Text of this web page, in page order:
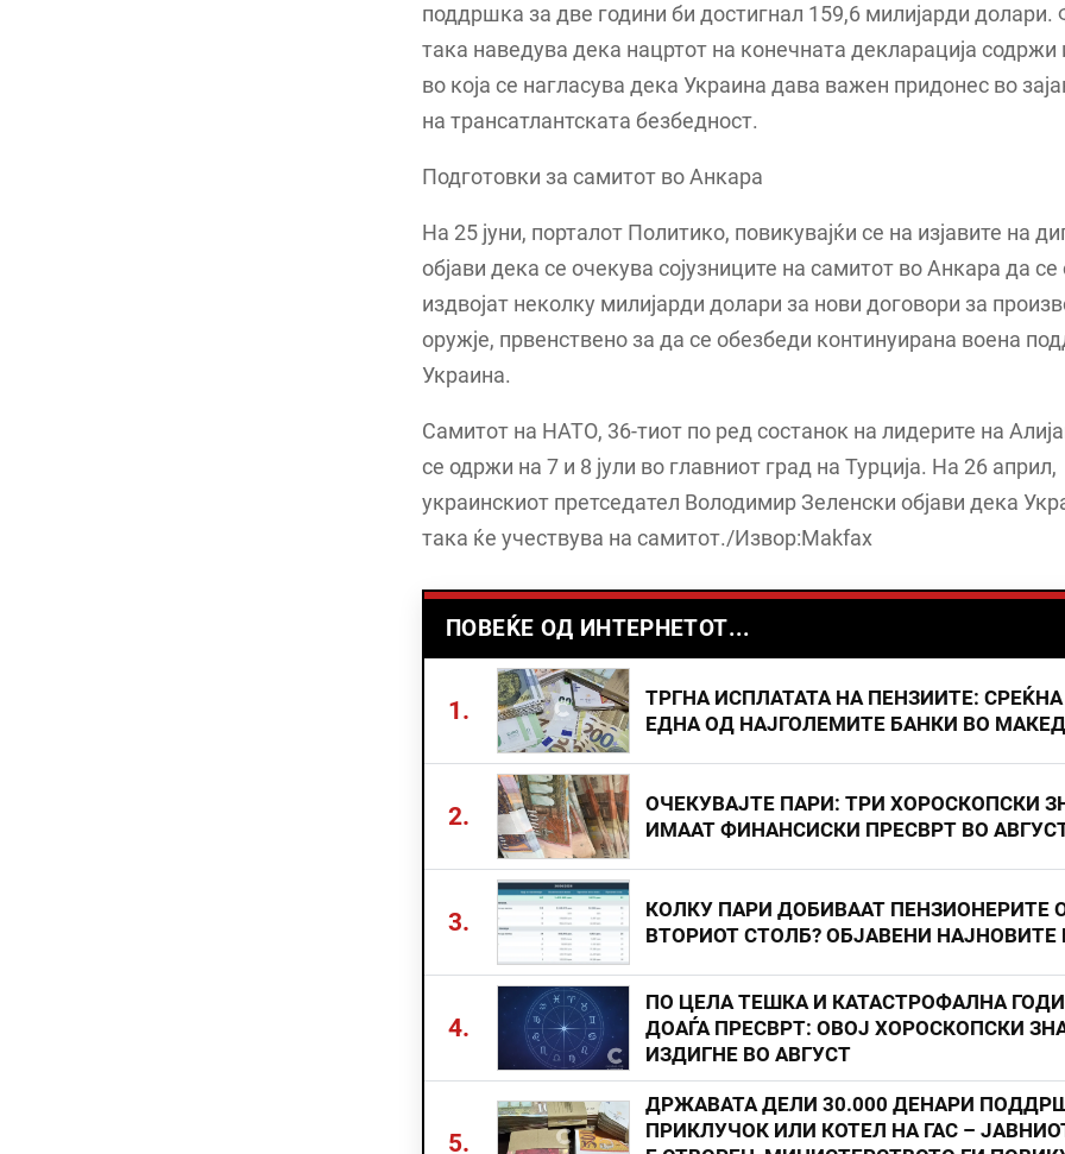
поддршка за две години би достигнал 159,6 милијарди долари.
така наведува дека нацртот на конечната декларација содржи
во која се нагласува дека Украина дава важен придонес во
на трансатлантската безбедност.
Подготовки за самитот во Анкара
На 25 јуни, порталот Политико, повикувајќи се на изјавите на
објави дека се очекува сојузниците на самитот во Анкара да се
издвојат неколку милијарди долари за нови договори за
оружје, првенствено за да се обезбеди континуирана воена
Украина.
Самитот на НАТО, 36-тиот по ред состанок на лидерите на
се одржи на 7 и 8 јули во главниот град на Турција. На 26 април,
украинскиот претседател Володимир Зеленски објави дека
така ќе учествува на самитот./Извор:Makfax
ПОВЕЌЕ ОД ИНТЕРНЕТОТ...
1.
ТРГНА ИСПЛАТАТА НА ПЕНЗИИТЕ:
ЕДНА ОД НАЈГОЛЕМИТЕ БАНКИ ВО
2.
ОЧЕКУВАЈТЕ ПАРИ: ТРИ ХОРОСКОПСКИ
ИМААТ ФИНАНСИСКИ ПРЕСВРТ ВО
3.
КОЛКУ ПАРИ ДОБИВААТ ПЕНЗИОНЕРИТЕ
ВТОРИОТ СТОЛБ? ОБЈАВЕНИ НАЈНОВИТЕ
4.
ПО ЦЕЛА ТЕШКА И КАТАСТРОФАЛНА
ДОАЃА ПРЕСВРТ: ОВОЈ ХОРОСКОПСКИ
ИЗДИГНЕ ВО АВГУСТ
5.
ДРЖАВАТА ДЕЛИ 30.000 ДЕНАРИ
ПРИКЛУЧОК ИЛИ КОТЕЛ НА ГАС –